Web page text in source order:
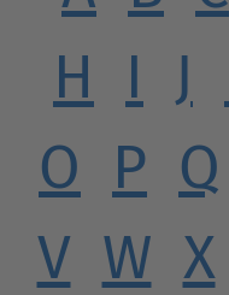
H I J
O P Q
V W X